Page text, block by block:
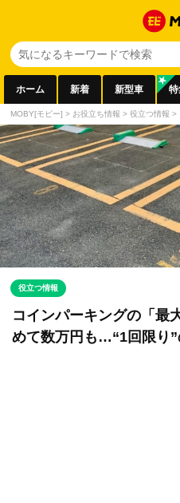
ホーム 新着 新型車
MOBY[モビー] > お役立ち情報 > 役立つ情報 >
役立つ情報
コインパーキングの「最
めて数万円も…“1回限り